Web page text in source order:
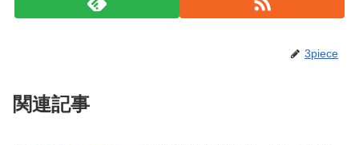
3piece
関連記事